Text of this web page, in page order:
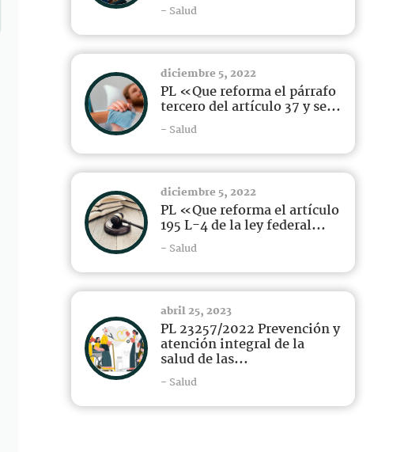
- Salud
diciembre 5, 2022
PL «Que reforma el párrafo
tercero del artículo 37 y se...
- Salud
diciembre 5, 2022
PL «Que reforma el artículo
195 L-4 de la ley federal...
- Salud
abril 25, 2023
PL 23257/2022 Prevención y
atención integral de la
salud de las...
- Salud